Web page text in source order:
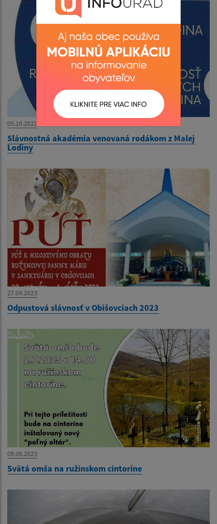
05.10.2023
Slávnostná akadémia venovaná rodákom z Malej
Lodiny
27.09.2023
Odpustová slávnosť v Obišovciach 2023
08.06.2023
Svätá omša na ružínskom cintoríne